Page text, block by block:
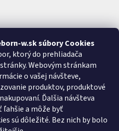
w.sk súbory Cookies
ktorý do prehliadača
Webovým stránkam
o vašej návšteve,
produktov, produktové
Ďalšia návšteva
a môže byť
sú dôležité. Bez nich by bolo
NÁS
O nás
REBORN-W
výroba